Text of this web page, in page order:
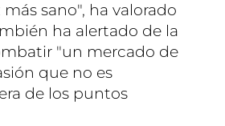
sano", ha valorado
ha alertado de la
"un mercado de
que no es
de los puntos